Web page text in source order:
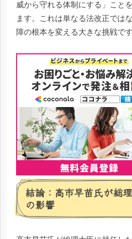
威から守れる体制にする」こと
ます。これは単なる法改正では
障の根本を変える大きな挑戦です
結論：高市早苗氏が総
の影響